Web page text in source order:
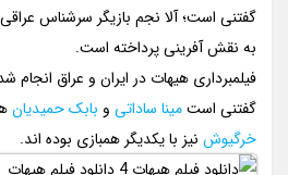
گفتنی است؛ آلا نجم بازیگر سرشناس
به نقش آفرینی پرداخته است.
فیلمبرداری هیهات در ایران و عراق انجام
گفتنی استمینا ساداتی و بابک حمیدیان
خرگیوش نیز با یکدیگر همبازی بوده اند.